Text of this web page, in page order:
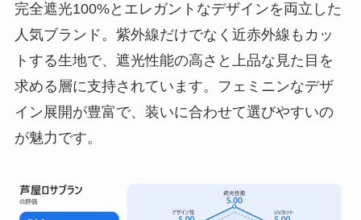
完全遮光100%とエレガントなデザインを両立した
人気ブランド。紫外線だけでなく近赤外線もカッ
トする生地で、遮光性能の高さと上品な見た目を
求める層に支持されています。フェミニンなデザ
イン展開が豊富で、装いに合わせて選びやすいの
が魅力です。